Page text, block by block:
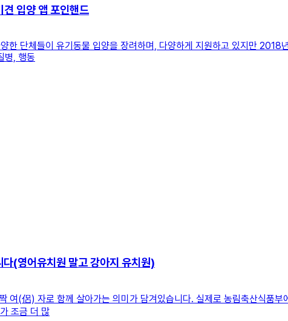
견 입양 앱 포인핸드
한 단체들이 유기동물 입양을 장려하며, 다양하게 지원하고 있지만
병, 행동
(영어유치원 말고 강아지 유치원)
여(侶) 자로 함께 살아가는 의미가 담겨있습니다. 실제로 농림축산식
조금 더 많